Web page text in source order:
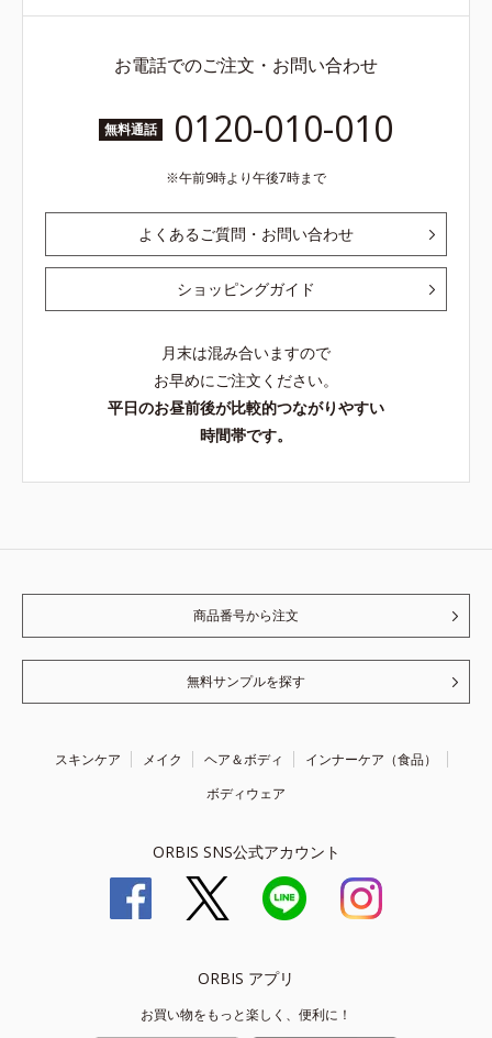
お電話でのご注文・お問い合わせ
無料通話 0120-010-010
午前9時より午後7時まで
よくあるご質問・お問い合わせ
ショッピングガイド
月末は混み合いますので
お早めにご注文ください。
平日のお昼前後が比較的つながりやすい
時間帯です。
商品番号から注文
無料サンプルを探す
スキンケア メイク ヘア＆ボディ
インナーケア（食品）
ボディウェア
ORBIS SNS公式アカウント
ORBIS アプリ
お買い物をもっと楽しく、便利に！